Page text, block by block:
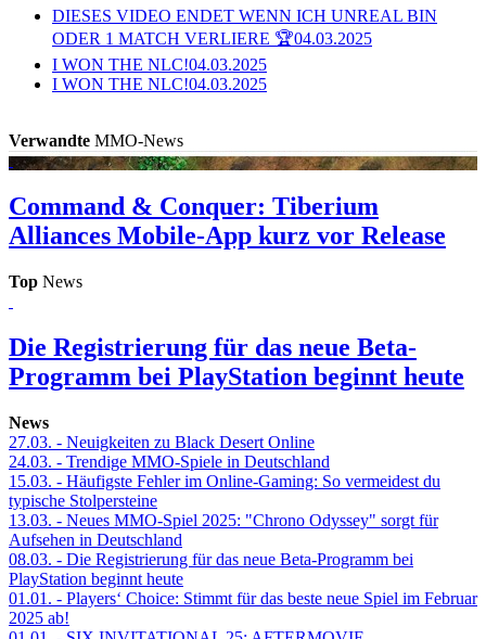
DIESES VIDEO ENDET WENN ICH UNREAL BIN
ODER 1 MATCH VERLIERE 🏆04.03.2025
I WON THE NLC!04.03.2025
I WON THE NLC!04.03.2025
Verwandte MMO-News
Command & Conquer: Tiberium
Alliances Mobile-App kurz vor Release
Top News
Die Registrierung für das neue Beta-
Programm bei PlayStation beginnt heute
News
27.03. - Neuigkeiten zu Black Desert Online
24.03. - Trendige MMO-Spiele in Deutschland
15.03. - Häufigste Fehler im Online-Gaming: So vermeidest du
typische Stolpersteine
13.03. - Neues MMO-Spiel 2025: "Chrono Odyssey" sorgt für
Aufsehen in Deutschland
08.03. - Die Registrierung für das neue Beta-Programm bei
PlayStation beginnt heute
01.01. - Players‘ Choice: Stimmt für das beste neue Spiel im Februar
2025 ab!